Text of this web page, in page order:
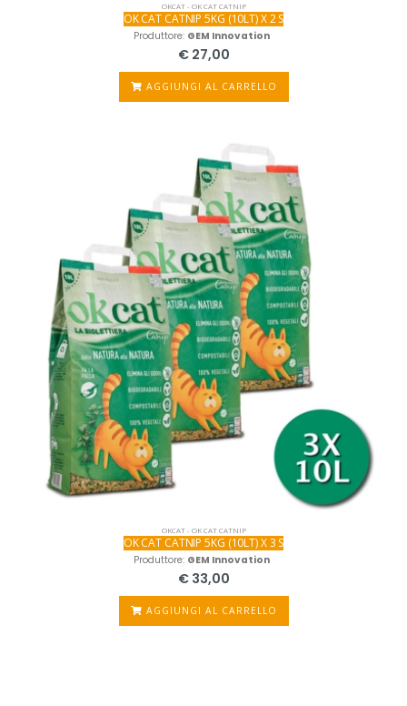
OKCAT - OK CAT CATNIP
OK CAT CATNIP 5KG (10LT) X 2 S
Produttore: GEM Innovation
€ 27,00
AGGIUNGI AL CARRELLO
OKCAT - OK CAT CATNIP
OK CAT CATNIP 5KG (10LT) X 3 S
Produttore: GEM Innovation
€ 33,00
AGGIUNGI AL CARRELLO